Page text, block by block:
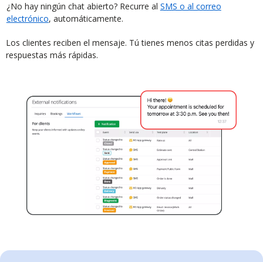
¿No hay ningún chat abierto? Recurre al SMS o al correo
electrónico, automáticamente.
Los clientes reciben el mensaje. Tú tienes menos citas perdidas y
respuestas más rápidas.